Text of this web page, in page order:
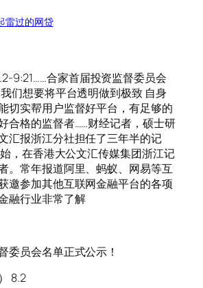
雷过的网贷
9:21……合家首届投资监督委员会
们想要将平台透明做到极致 自身
切实帮用户监督好平台，有足够的
合格的监督者……财经记者，硕士研
汇报浙江分社担任了三年半的记
，在香港大公文汇传媒集团浙江记
。常年报道阿里、蚂蚁、网易等互
邀参加其他互联网金融平台的各项
融行业非常了解
委员会名单正式公示！
8.2